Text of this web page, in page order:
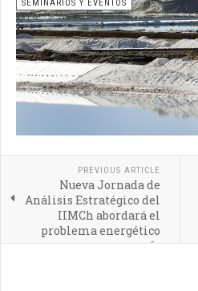
SEMINARIOS Y EVENTOS
PREVIOUS ARTICLE
Nueva Jornada de
Análisis Estratégico del
IIMCh abordará el
problema energético
país